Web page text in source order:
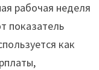
рабочая неделя
показатель
как